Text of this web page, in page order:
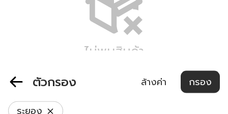
ไม่พบสินค้า
ตัวกรอง ล้างค่า กรอง
ระยอง